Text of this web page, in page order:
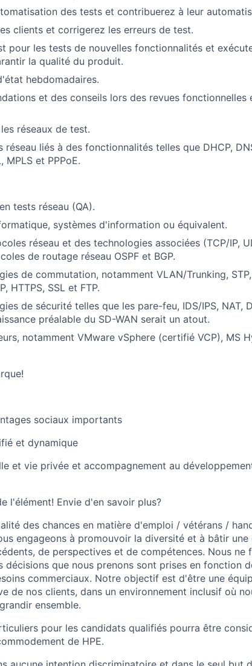
des tests et contribuerez à leur
clients et corrigerez les erreurs de test.
pour les tests de nouvelles fonctionnalités et
la qualité du produit.
hebdomadaires.
et des conseils lors des revues fonctionnelles
réseaux de test.
liés à des fonctionnalités telles que DHCP,
MPLS et PPPoE.
tests réseau (QA).
systèmes d'information ou équivalent.
réseau et des technologies associées (TCP/IP,
de routage réseau OSPF et BGP.
de commutation, notamment VLAN/Trunking, STP,
HTTPS, SSL et FTP.
de sécurité telles que les pare-feu, IDS/IPS, NAT,
préalable du SD-WAN serait un atout.
notamment VMware vSphere (certifié VCP), MS
sociaux importants
et dynamique
et vie privée et accompagnement au
l'élément! Envie d'en savoir plus?
des chances en matière d'emploi / vétérans /
engageons à promouvoir la diversité et à bâtir une
de perspectives et de compétences. Nous ne
que nous prenons sont prises en fonction
commerciaux. Notre objectif est d'être une
de nos clients, dans un environnement inclusif où
ensemble.
pour les candidats qualifiés pourra être
de HPE.